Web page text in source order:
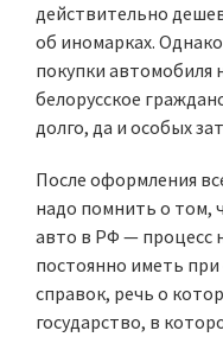
действительно
об иномарках.
покупки
белорусское
долго, да и особых
После оформления
надо помнить о том,
авто в РФ — процесс
постоянно иметь
справок, речь о
государство, в